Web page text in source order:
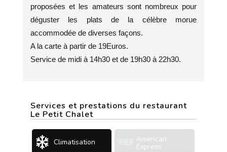
proposées et les amateurs sont nombreux pour
déguster les plats de la célèbre morue
accommodée de diverses façons.
A la carte à partir de 19Euros.
Service de midi à 14h30 et de 19h30 à 22h30.
Services et prestations du restaurant
Le Petit Chalet
Climatisation American
Express